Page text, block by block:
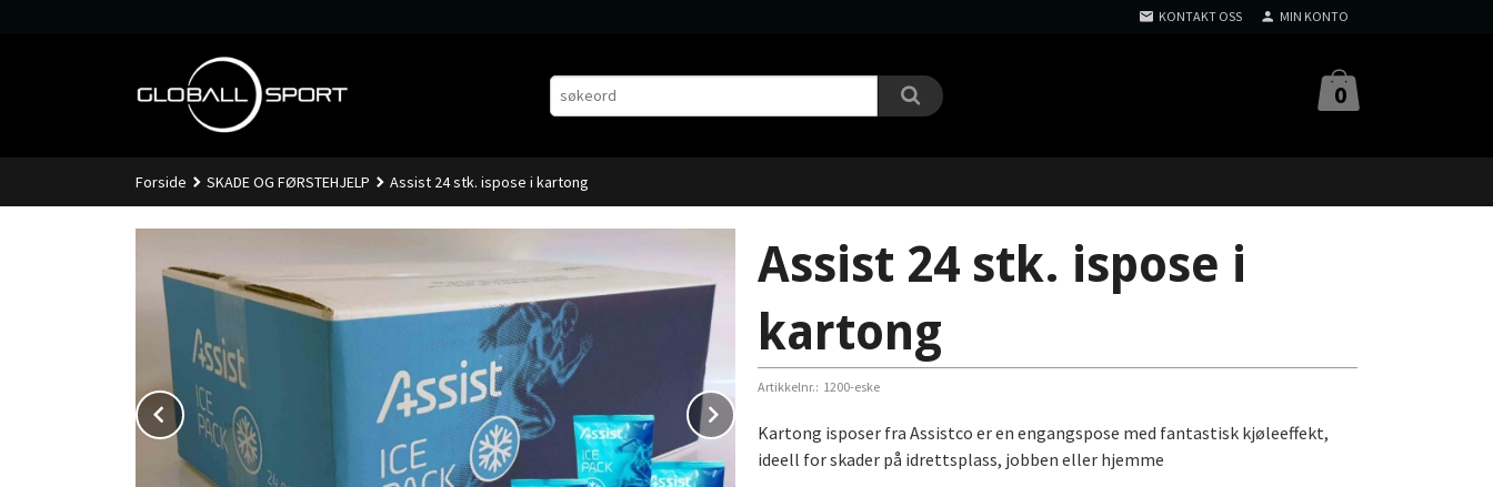
KONTAKT OSS MIN KONTO
0
Forside SKADE OG FØRSTEHJELP Assist 24 stk. ispose i kartong
Prev Next
Assist 24 stk. ispose i
kartong
Artikkelnr.: 1200-eske
Kartong isposer fra Assistco er en engangspose med fantastisk kjøleeffekt,
ideell for skader på idrettsplass, jobben eller hjemme